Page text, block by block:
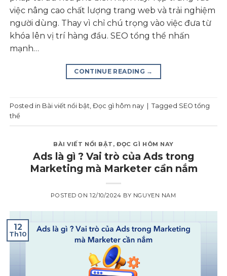
việc nâng cao chất lượng trang web và trải nghiệm
người dùng. Thay vì chỉ chú trọng vào việc đưa từ
khóa lên vị trí hàng đầu. SEO tổng thể nhấn
mạnh…
CONTINUE READING →
Posted in Bài viết nổi bật,Đọc gì hôm nay Tagged SEO tổng
thể
BÀI VIẾT NỔI BẬT ,ĐỌC GÌ HÔM NAY
Ads là gì ? Vai trò của Ads trong
Marketing mà Marketer cần nắm
POSTED ON12/10/2024 BY NGUYEN NAM
12
Th10